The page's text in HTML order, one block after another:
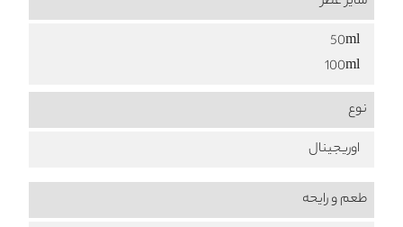
50ml
100ml
نوع
اوریجینال
طعم‌ و رایحه